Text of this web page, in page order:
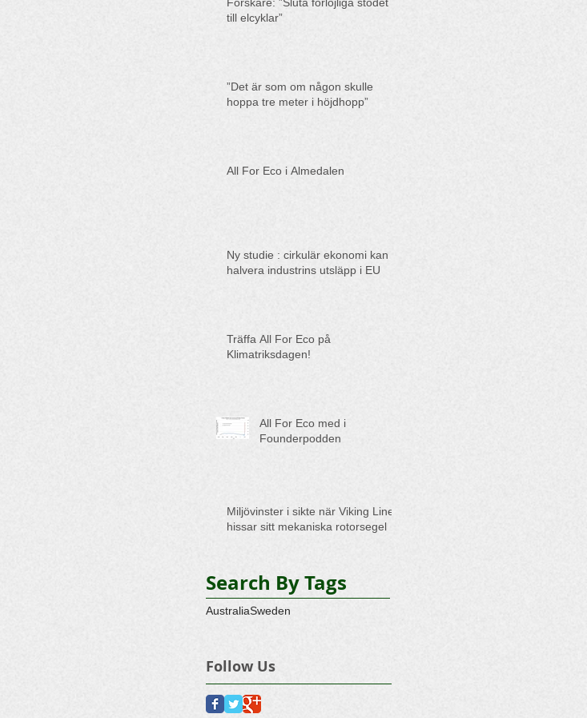
till elcyklar”
”Det är som om någon skulle
hoppa tre meter i höjdhopp”
All For Eco i Almedalen
Ny studie : cirkulär ekonomi kan
halvera industrins utsläpp i EU
Träffa All For Eco på
Klimatriksdagen!
All For Eco med i
Founderpodden
Miljövinster i sikte när Viking Line
hissar sitt mekaniska rotorsegel
Search By Tags
AustraliaSweden
Follow Us